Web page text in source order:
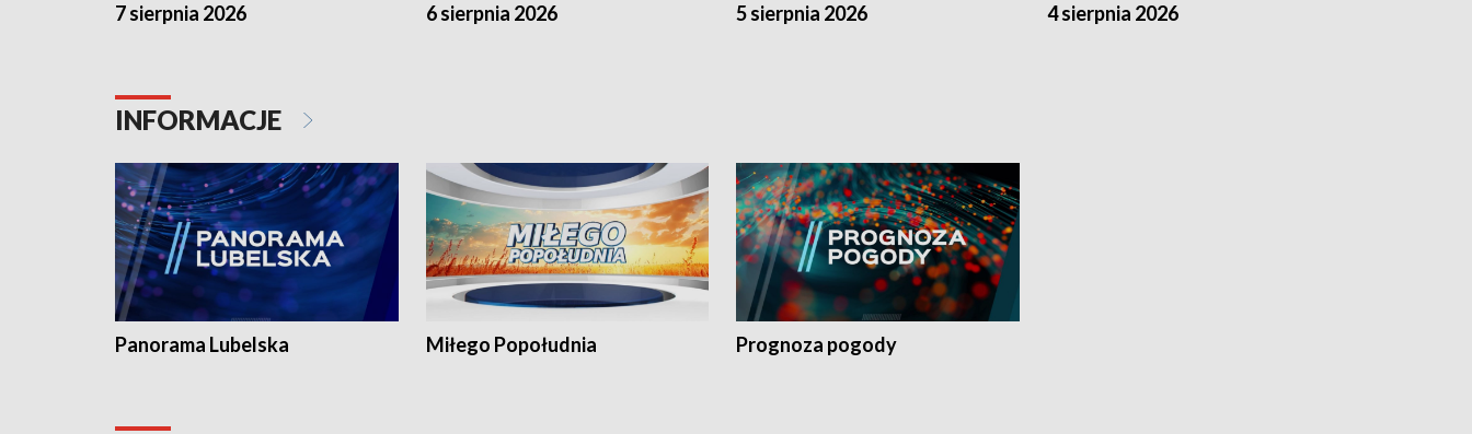
7 sierpnia 2026 6 sierpnia 2026 5 sierpnia 2026 4 sierpnia 2026
INFORMACJE
Panorama Lubelska Miłego Popołudnia Prognoza pogody